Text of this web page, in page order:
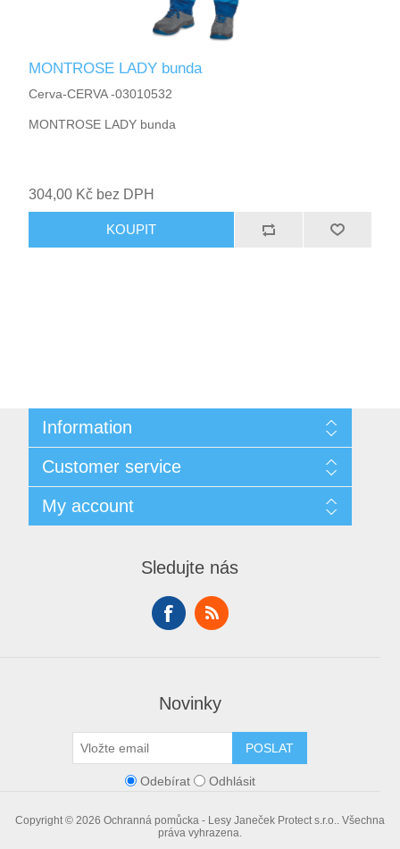
MONTROSE LADY bunda
Cerva-CERVA -03010532
MONTROSE LADY bunda
304,00 Kč bez DPH
KOUPIT
Information
Doprava
GDPR
Obchodní podmínky
O nás
Customer service
Recently viewed products
Compare products list
My account
Sledujte nás
Novinky
POSLAT
Odebírat Odhlásit
Copyright © 2026 Ochranná pomůcka - Lesy Janeček Protect s.r.o.. Všechna
práva vyhrazena.